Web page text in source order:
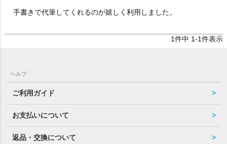
手書きで代筆してくれるのが嬉しく利用しました。
1件中 1-1件表示
ヘルプ
ご利用ガイド
お支払いについて
返品・交換について